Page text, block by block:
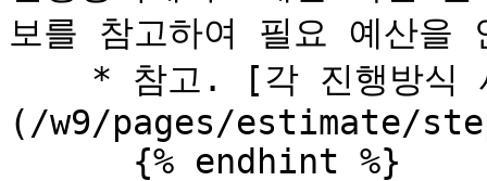
보를 참고하여 필요 예산을
(/w9/pages/estimate/